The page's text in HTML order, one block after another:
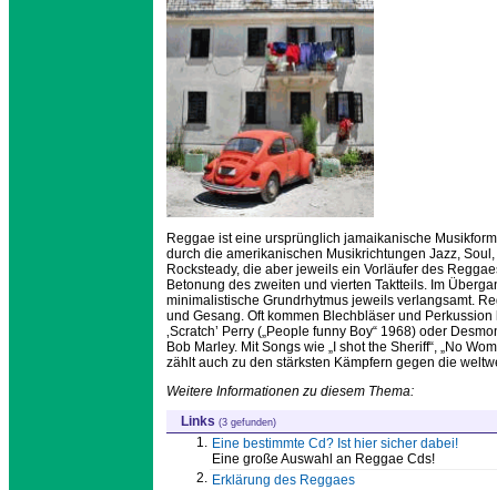
Reggae ist eine ursprünglich jamaikanische
durch die amerikanischen Musikrichtungen Jazz,
Rocksteady, die aber jeweils ein Vorläufer des
Betonung des zweiten und vierten Taktteils. Im
minimalistische Grundrhytmus jeweils verlangsamt.
und Gesang. Oft kommen Blechbläser und
‚Scratch’ Perry („People funny Boy“ 1968) oder
Bob Marley. Mit Songs wie „I shot the Sheriff“, „No
zählt auch zu den stärksten Kämpfern gegen die
Weitere Informationen zu diesem Thema:
Links (3 gefunden)
1. Eine bestimmte Cd? Ist hier sicher dabei!
Eine große Auswahl an Reggae Cds!
2. Erklärung des Reggaes